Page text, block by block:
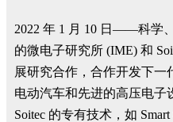
2022 年 1 月 10 日——科学
的微电子研究所 (IME) 和
展研究合作，合作开发下一
电动汽车和先进的高压电子
Soitec 的专有技术，如